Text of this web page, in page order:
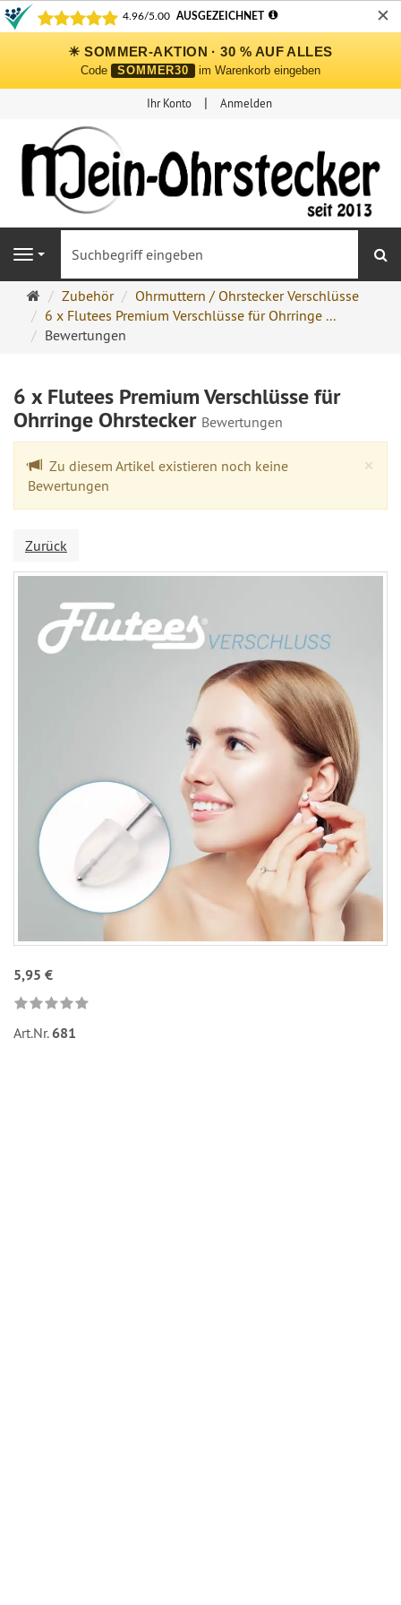
✕
☀ SOMMER-AKTION · 30 % AUF ALLES
Code SOMMER30 im Warenkorb eingeben
Ihr Konto Anmelden
Navigation
Ohrringe
Ohrstecker
Onlineshop
Zubehör
Ohrmuttern / Ohrstecker Verschlüsse
6 x Flutees Premium Verschlüsse für Ohrringe ...
Bewertungen
6 x Flutees Premium Verschlüsse für
Ohrringe Ohrstecker Bewertungen
×
Zu diesem Artikel existieren noch keine
Bewertungen
Zurück
5,95 €
Art.Nr.681